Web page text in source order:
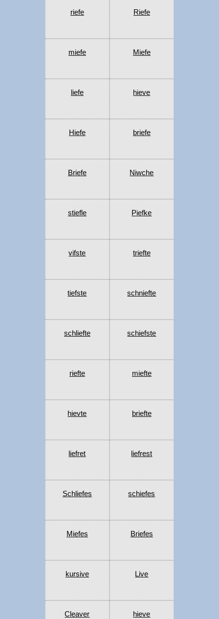
riefe Riefe
miefe Miefe
liefe hieve
Hiefe briefe
Briefe Niwche
stiefle Piefke
vifste triefte
tiefste schniefte
schliefte schiefste
riefte miefte
hievte briefte
liefret liefrest
Schliefes schiefes
Miefes Briefes
kursive Live
Cleaver hieve